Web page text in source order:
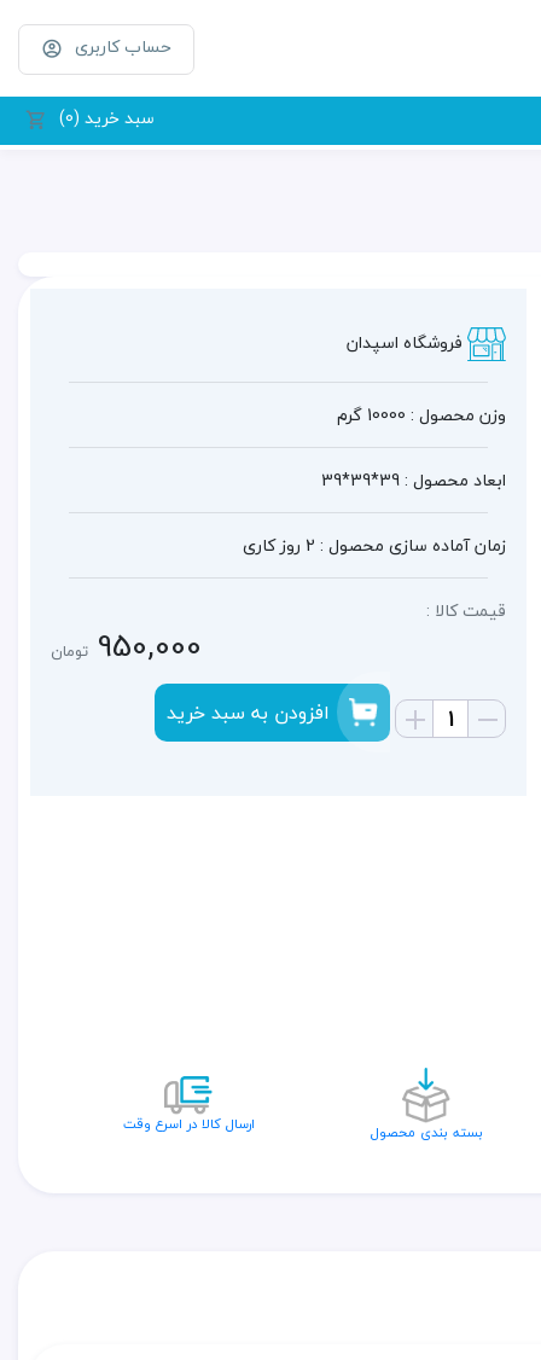
حساب کاربری
سبد خرید (0)
فروشگاه اسپدان
وزن محصول : 10000 گرم
ابعاد محصول : 39*39*39
زمان آماده سازی محصول : 2 روز کاری
قیمت کالا :
950,000 تومان
افزودن به سبد خرید
بسته بندی محصول ارسال کالا در اسرع وقت